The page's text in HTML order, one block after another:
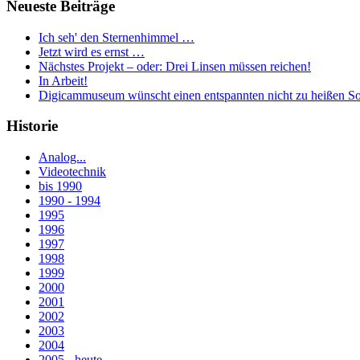
Neueste Beiträge
Ich seh' den Sternenhimmel …
Jetzt wird es ernst …
Nächstes Projekt – oder: Drei Linsen müssen reichen!
In Arbeit!
Digicammuseum wünscht einen entspannten nicht zu heißen
Historie
Analog...
Videotechnik
bis 1990
1990 - 1994
1995
1996
1997
1998
1999
2000
2001
2002
2003
2004